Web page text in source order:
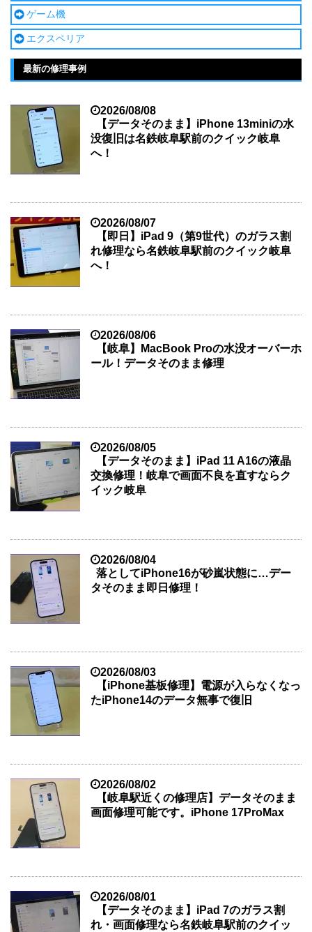
ゲーム機
エクスペリア
最新の修理事例
2026/08/08
【データそのまま】iPhone 13miniの水
没復旧は名鉄岐阜駅前のクイック岐阜
へ！
2026/08/07
【即日】iPad 9（第9世代）のガラス割
れ修理なら名鉄岐阜駅前のクイック岐阜
へ！
2026/08/06
【岐阜】MacBook Proの水没オーバーホ
ール！データそのまま修理
2026/08/05
【データそのまま】iPad 11 A16の液晶
交換修理！岐阜で画面不良を直すならク
イック岐阜
2026/08/04
落としてiPhone16が砂嵐状態に…デー
タそのまま即日修理！
2026/08/03
【iPhone基板修理】電源が入らなくなっ
たiPhone14のデータ無事で復旧
2026/08/02
【岐阜駅近くの修理店】データそのまま
画面修理可能です。iPhone 17ProMax
2026/08/01
【データそのまま】iPad 7のガラス割
れ・画面修理なら名鉄岐阜駅前のクイッ